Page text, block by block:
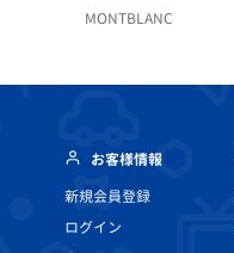
MONTBLANC
お客様情報
新規会員登録
ログイン